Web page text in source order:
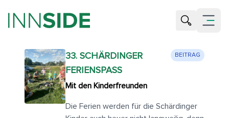
Suche
Menü
33. SCHÄRDINGER
FERIENSPASS
BEITRAG
Mit den Kinderfreunden
Die Ferien werden für die Schärdinger